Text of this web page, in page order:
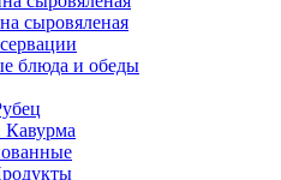
сыровяленая
блюда и обеды
Кавурма